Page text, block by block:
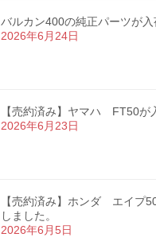
バルカン400の純正パーツが入
2026年6月24日
【売約済み】ヤマハ FT50が
2026年6月23日
【売約済み】ホンダ エイプ
しました。
2026年6月5日